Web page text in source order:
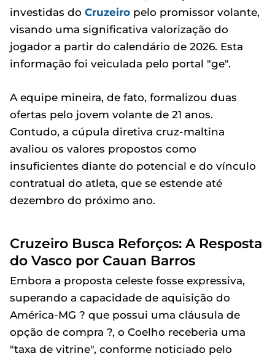
investidas do Cruzeiro pelo promissor volante,
visando uma significativa valorização do
jogador a partir do calendário de 2026. Esta
informação foi veiculada pelo portal "ge".
A equipe mineira, de fato, formalizou duas
ofertas pelo jovem volante de 21 anos.
Contudo, a cúpula diretiva cruz-maltina
avaliou os valores propostos como
insuficientes diante do potencial e do vínculo
contratual do atleta, que se estende até
dezembro do próximo ano.
Cruzeiro Busca Reforços: A Resposta
do Vasco por Cauan Barros
Embora a proposta celeste fosse expressiva,
superando a capacidade de aquisição do
América-MG ? que possui uma cláusula de
opção de compra ?, o Coelho receberia uma
"taxa de vitrine", conforme noticiado pelo